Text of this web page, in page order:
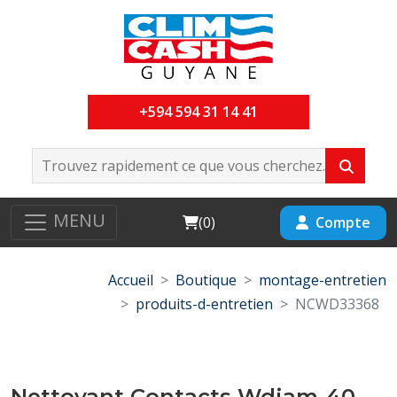
+594 594 31 14 41
MENU Cart
(0) Compte
Accueil Boutique
montage-entretien
produits-d-entretien
NCWD33368